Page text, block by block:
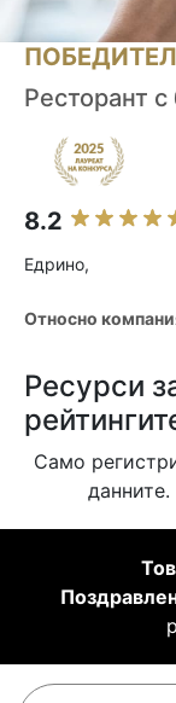
Ресторант с
8.2
Едрино,
Относно
Ресурси
Само
данните.